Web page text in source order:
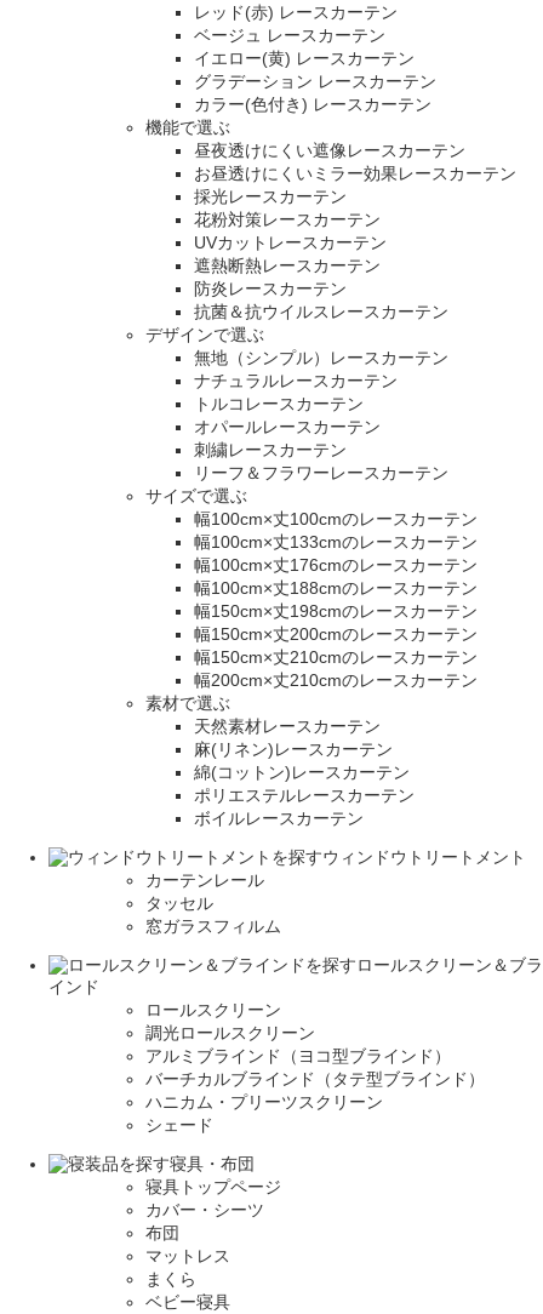
レッド(赤) レースカーテン
ベージュ レースカーテン
イエロー(黄) レースカーテン
グラデーション レースカーテン
カラー(色付き) レースカーテン
機能で選ぶ
昼夜透けにくい遮像レースカーテン
お昼透けにくいミラー効果レースカーテン
採光レースカーテン
花粉対策レースカーテン
UVカットレースカーテン
遮熱断熱レースカーテン
防炎レースカーテン
抗菌＆抗ウイルスレースカーテン
デザインで選ぶ
無地（シンプル）レースカーテン
ナチュラルレースカーテン
トルコレースカーテン
オパールレースカーテン
刺繍レースカーテン
リーフ＆フラワーレースカーテン
サイズで選ぶ
幅100cm×丈100cmのレースカーテン
幅100cm×丈133cmのレースカーテン
幅100cm×丈176cmのレースカーテン
幅100cm×丈188cmのレースカーテン
幅150cm×丈198cmのレースカーテン
幅150cm×丈200cmのレースカーテン
幅150cm×丈210cmのレースカーテン
幅200cm×丈210cmのレースカーテン
素材で選ぶ
天然素材レースカーテン
麻(リネン)レースカーテン
綿(コットン)レースカーテン
ポリエステルレースカーテン
ボイルレースカーテン
ウィンドウトリートメント
カーテンレール
タッセル
窓ガラスフィルム
ロールスクリーン＆ブラ
インド
ロールスクリーン
調光ロールスクリーン
アルミブラインド（ヨコ型ブラインド）
バーチカルブラインド（タテ型ブラインド）
ハニカム・プリーツスクリーン
シェード
寝具・布団
寝具トップページ
カバー・シーツ
布団
マットレス
まくら
ベビー寝具